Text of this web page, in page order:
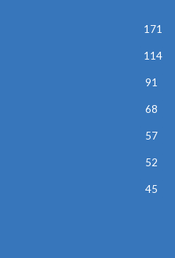
171
114
91
68
57
52
45